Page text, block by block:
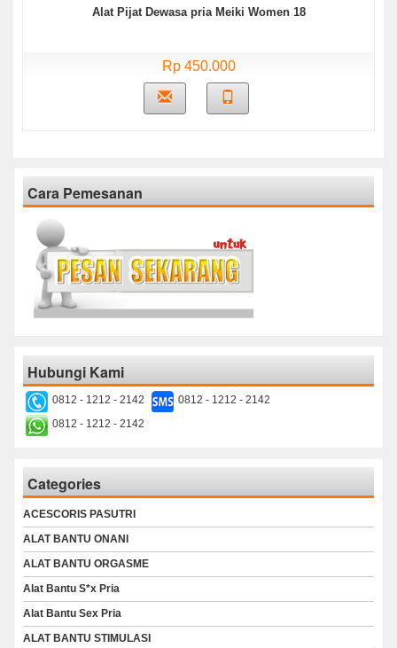
Alat Pijat Dewasa pria Meiki Women 18
Rp 450.000
Cara Pemesanan
Hubungi Kami
0812 - 1212 - 2142
0812 - 1212 - 2142
0812 - 1212 - 2142
Categories
ACESCORIS PASUTRI
ALAT BANTU ONANI
ALAT BANTU ORGASME
Alat Bantu S*x Pria
Alat Bantu Sex Pria
ALAT BANTU STIMULASI